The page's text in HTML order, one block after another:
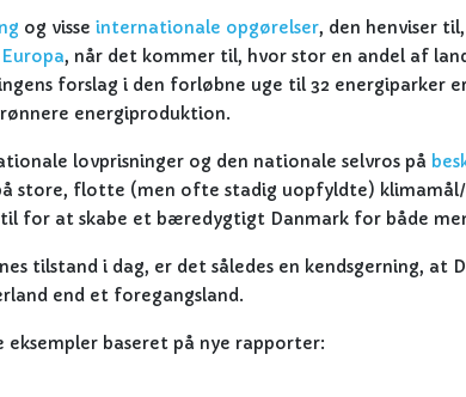
og visse internationale opgørelser, den henviser
, når det kommer til, hvor stor en andel af
forslag i den forløbne uge til 32 energiparker
energiproduktion.
lovprisninger og den nationale selvros på
store, flotte (men ofte stadig uopfyldte)
for at skabe et bæredygtigt Danmark for både
tilstand i dag, er det således en kendsgerning, at
end et foregangsland.
baseret på nye rapporter: